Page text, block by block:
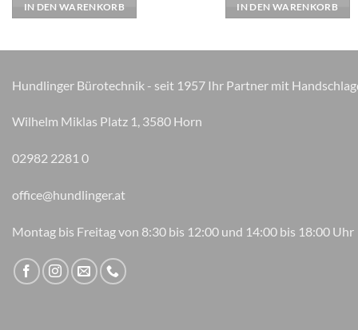
IN DEN WARENKORB IN DEN WARENKORB
Hundlinger Bürotechnik - seit 1957 Ihr Partner mit
Wilhelm Miklas Platz 1, 3580 Horn
02982 2281 0
office@hundlinger.at
Montag bis Freitag von 8:30 bis 12:00 und 14:00 bis 18:00 Uhr